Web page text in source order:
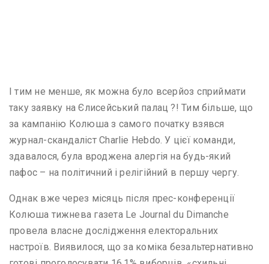
І тим не менше, як можна було всерйоз сприймати
таку заявку на Єлисейський палац ?! Тим більше, що
за кампанію Колюша з самого початку взявся
журнал-скандаліст Charlie Hebdo. У цієї команди,
здавалося, була вроджена алергія на будь-який
пафос – на політичний і релігійний в першу чергу.
Однак вже через місяць після прес-конференції
Колюша тижнева газета Le Journal du Dimanche
провела власне дослідження електоральних
настроїв. Виявилося, що за коміка безальтернативно